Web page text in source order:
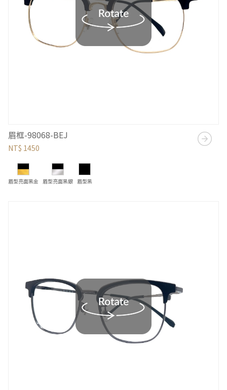
眉框-98068-BEJ
NT$ 1450
眉型亮面黑金 眉型亮面黑銀 眉型黑